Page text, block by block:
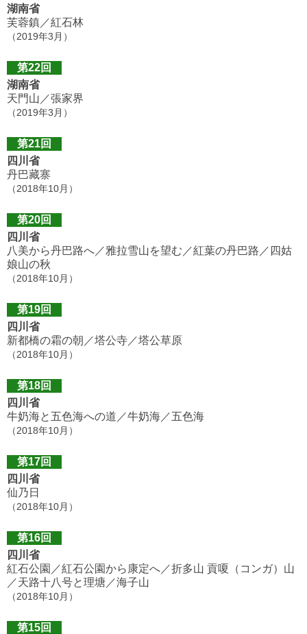
湖南省
芙蓉鎮／紅石林
（2019年3月）
第22回
湖南省
天門山／張家界
（2019年3月）
第21回
四川省
丹巴藏寨
（2018年10月）
第20回
四川省
八美から丹巴路へ／雅拉雪山を望む／紅葉の丹巴路／四姑
娘山の秋
（2018年10月）
第19回
四川省
新都橋の霜の朝／塔公寺／塔公草原
（2018年10月）
第18回
四川省
牛奶海と五色海への道／牛奶海／五色海
（2018年10月）
第17回
四川省
仙乃日
（2018年10月）
第16回
四川省
紅石公園／紅石公園から康定へ／折多山 貢嗄（コンガ）山
／天路十八号と理塘／海子山
（2018年10月）
第15回